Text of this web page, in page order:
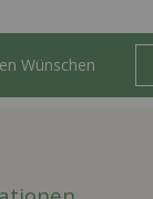
Wünschen